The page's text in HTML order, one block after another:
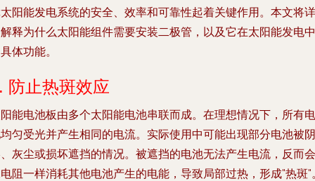
阳能发电系统的安全、效率和可靠性起着关键作用。本文将详
释为什么太阳能组件需要安装二极管，以及它在太阳能发电中
体功能。
防止热斑效应
能电池板由多个太阳能电池串联而成。在理想情况下，所有电
匀受光并产生相同的电流。实际使用中可能出现部分电池被阴
灰尘或损坏遮挡的情况。被遮挡的电池无法产生电流，反而会
阻一样消耗其他电池产生的电能，导致局部过热，形成"热斑"